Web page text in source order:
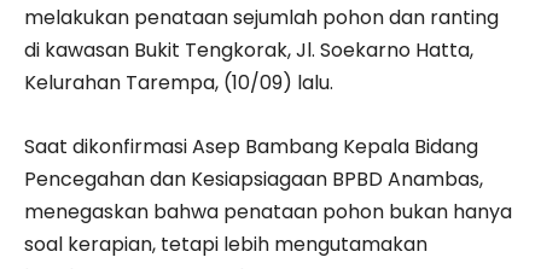
melakukan penataan sejumlah pohon dan ranting
di kawasan Bukit Tengkorak, Jl. Soekarno Hatta,
Kelurahan Tarempa, (10/09) lalu.
Saat dikonfirmasi Asep Bambang Kepala Bidang
Pencegahan dan Kesiapsiagaan BPBD Anambas,
menegaskan bahwa penataan pohon bukan hanya
soal kerapian, tetapi lebih mengutamakan